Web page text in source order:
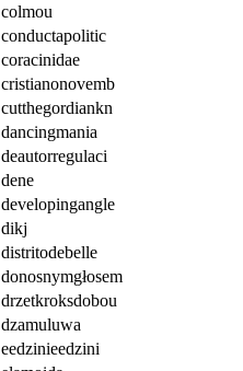
colmou
conductapolitic
coracinidae
cristianonovemb
cutthegordiankn
dancingmania
deautorregulaci
dene
developingangle
dikj
distritodebelle
donosnymgłosem
drzetkroksdobou
dzamuluwa
eedzinieedzini